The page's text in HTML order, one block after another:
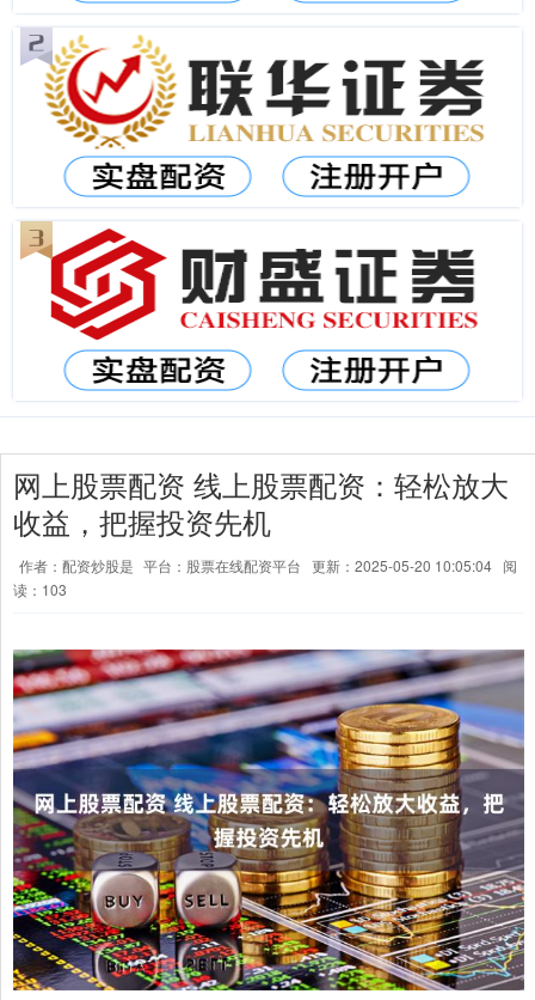
网上股票配资 线上股票配资：轻松放大
收益，把握投资先机
作者：配资炒股是 平台：股票在线配资平台 更新：2025-05-20 10:05:04 阅
读：103